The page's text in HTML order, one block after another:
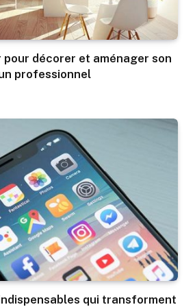
pour décorer et aménager son
professionnel
qui transforment